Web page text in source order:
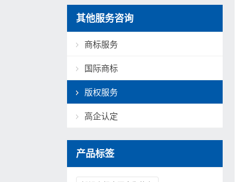
其他服务咨询
商标服务
国际商标
版权服务
高企认定
产品标签